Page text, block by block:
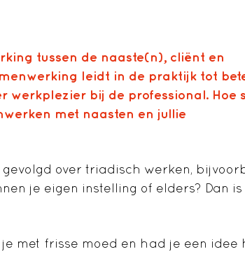
tussen de naaste(n), cliënt en
leidt in de praktijk tot
werkplezier bij de professional. Hoe
met naasten en jullie
over triadisch werken,
je eigen instelling of elders? Dan is
met frisse moed en had je een idee